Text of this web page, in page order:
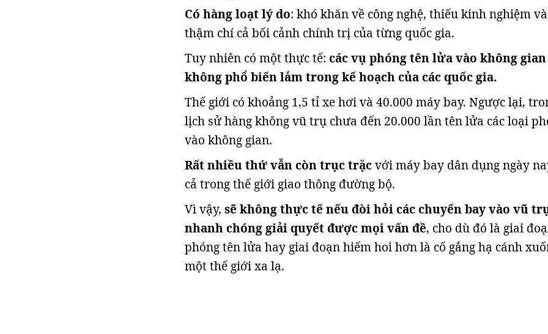
Có hàng loạt lý do: khó khăn về công nghệ, thiếu kinh nghiệm và
thậm chí cả bối cảnh chính trị của từng quốc gia.
Tuy nhiên có một thực tế: các vụ phóng tên lửa vào không gian
không phổ biến lắm trong kế hoạch của các quốc gia.
Thế giới có khoảng 1,5 tỉ xe hơi và 40.000 máy bay. Ngược lại,
lịch sử hàng không vũ trụ chưa đến 20.000 lần tên lửa các loại
vào không gian.
Rất nhiều thứ vẫn còn trục trặcvới máy bay dân dụng ngày
cả trong thế giới giao thông đường bộ.
Vì vậy, sẽ không thực tế nếu đòi hỏi các chuyến bay vào vũ
nhanh chóng giải quyết được mọi vấn đề, cho dù đó là giai
phóng tên lửa hay giai đoạn hiếm hoi hơn là cố gắng hạ cánh
một thế giới xa lạ.